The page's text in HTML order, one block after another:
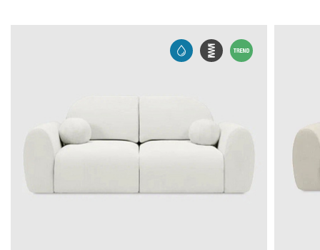
Раскладной диван в гостиную решает вечную дилемму: как
сохранить эстетику, но не пожертвовать функцией. Днём
обеспечит здоровый и крепкий сон. Никаких
компромиссов, никаких раскладушек из кладовки —
просто плавная смена декораций.